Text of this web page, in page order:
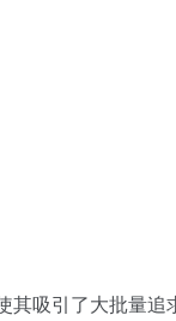
其吸引了大批量追